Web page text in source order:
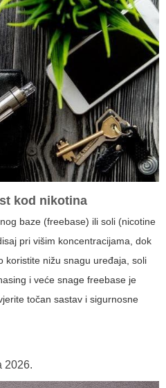
kod nikotina
baze (freebase) ili soli (nicotine
pri višim koncentracijama, dok
koristite nižu snagu uređaja, soli
i veće snage freebase je
točan sastav i sigurnosne
2026.